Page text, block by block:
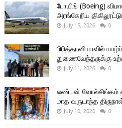
போயிங் (Boeing)
அரங்கேறிய
July 15, 2026 0
பிரித்தானியாவில்
துணைவேந்தருக்கு
July 11, 2026 0
லண்டன் வோல்சிங்கம்
மாத வருடாந்த
July 10, 2026 0